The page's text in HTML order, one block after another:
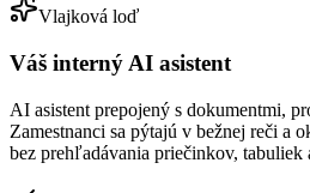
Vlajková loď
Váš interný AI asistent
AI asistent prepojený s dokumentmi,
Zamestnanci sa pýtajú v bežnej reči a
bez prehľadávania priečinkov, tabuliek